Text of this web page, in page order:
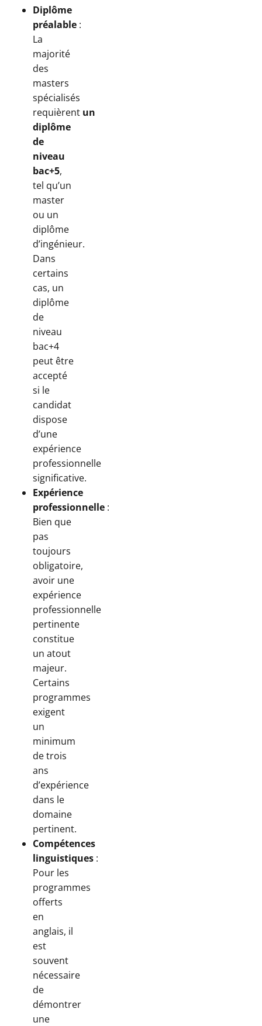
Diplôme
préalable :
La
majorité
des
masters
spécialisés
requièrent un
diplôme
de
niveau
bac+5,
tel qu’un
master
ou un
diplôme
d’ingénieur.
Dans
certains
cas, un
diplôme
de
niveau
bac+4
peut être
accepté
si le
candidat
dispose
d’une
expérience
professionnelle
significative.
Expérience
professionnelle :
Bien que
pas
toujours
obligatoire,
avoir une
expérience
professionnelle
pertinente
constitue
un atout
majeur.
Certains
programmes
exigent
un
minimum
de trois
ans
d’expérience
dans le
domaine
pertinent.
Compétences
linguistiques :
Pour les
programmes
offerts
en
anglais, il
est
souvent
nécessaire
de
démontrer
une